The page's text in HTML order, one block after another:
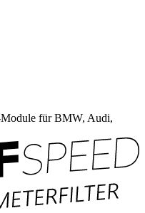
für BMW, Audi,